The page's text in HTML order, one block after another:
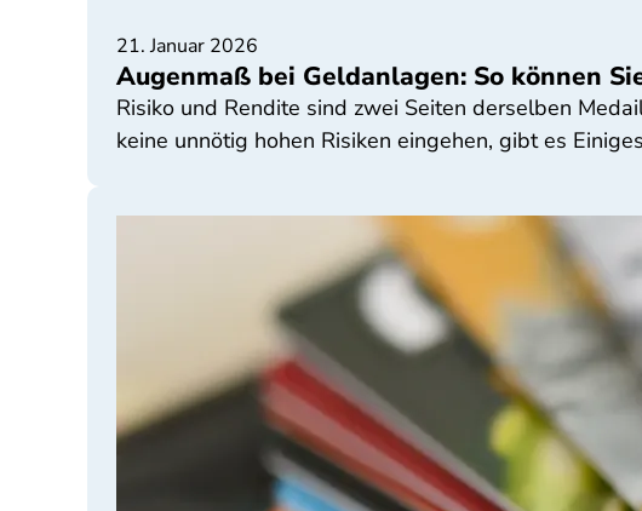
21. Januar 2026
Augenmaß bei Geldanlagen: So können
Risiko und Rendite sind zwei Seiten derselben
keine unnötig hohen Risiken eingehen, gibt es